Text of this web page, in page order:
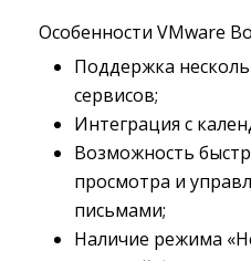
Особенности VMware
Поддержка
сервисов;
Интеграция с
Возможность
просмотра и
письмами;
Наличие режима